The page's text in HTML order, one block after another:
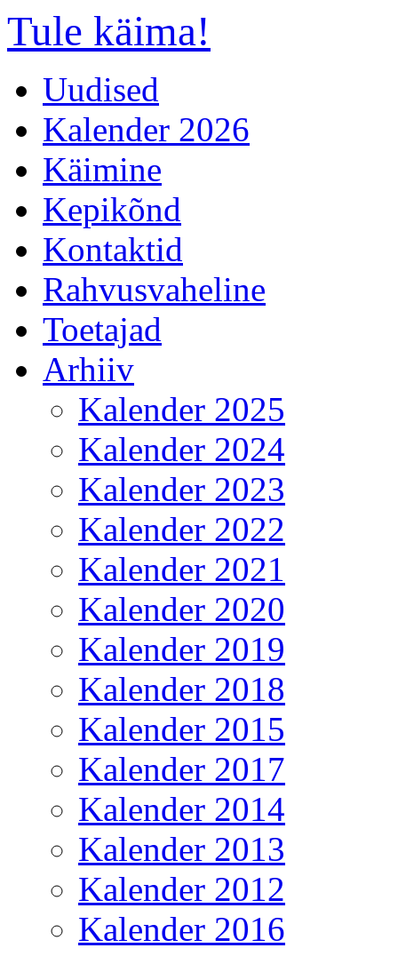
Tule käima!
Uudised
Kalender 2026
Käimine
Kepikõnd
Kontaktid
Rahvusvaheline
Toetajad
Arhiiv
Kalender 2025
Kalender 2024
Kalender 2023
Kalender 2022
Kalender 2021
Kalender 2020
Kalender 2019
Kalender 2018
Kalender 2015
Kalender 2017
Kalender 2014
Kalender 2013
Kalender 2012
Kalender 2016